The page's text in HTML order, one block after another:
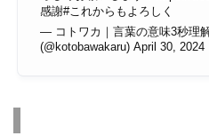
感謝#これからもよろしく
— コトワカ｜言葉の意味3秒理
(@kotobawakaru) April 30, 2024